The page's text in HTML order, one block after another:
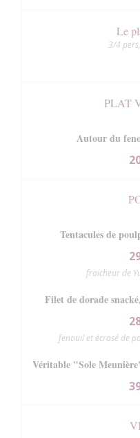
Le
3/4
PLAT
Autour du
Tentacules de
fraicheur de
Filet de dorade
fenouil et écrasé de
Véritable "Sole